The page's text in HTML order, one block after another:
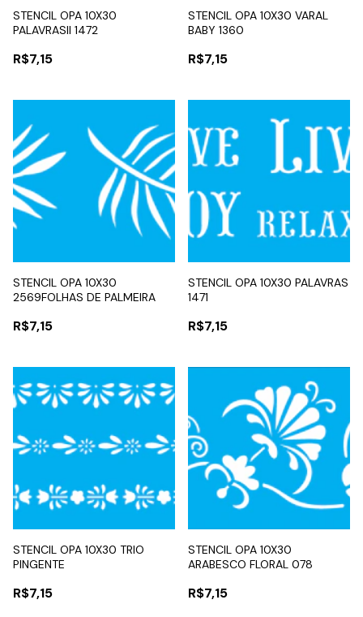
STENCIL OPA 10X30
PALAVRASII 1472
R$7,15
STENCIL OPA 10X30 VARAL
BABY 1360
R$7,15
STENCIL OPA 10X30
2569FOLHAS DE PALMEIRA
R$7,15
STENCIL OPA 10X30 PALAVRAS
1471
R$7,15
STENCIL OPA 10X30 TRIO
PINGENTE
R$7,15
STENCIL OPA 10X30
ARABESCO FLORAL 078
R$7,15